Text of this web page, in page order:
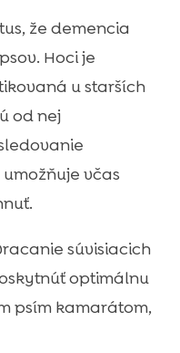
že demencia
Hoci je
u starších
od nej
včas
súvisiacich
optimálnu
psím kamarátom,